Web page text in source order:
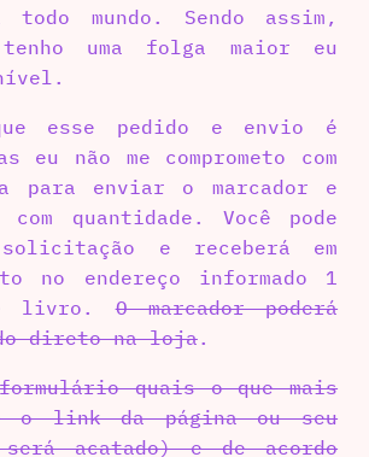
mundo. Sendo assim,
uma folga maior eu
que esse pedido e envio é
eu não me comprometo com
para enviar o marcador e
com quantidade. Você pode
e receberá em
no endereço informado 1
livro.O marcador poderá
direto na loja.
quais o que mais
o link da página ou seu
será acatado) e de acordo